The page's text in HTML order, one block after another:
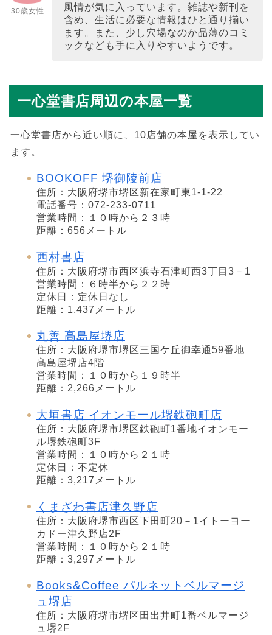
30歳女性
風情が気に入っています。雑誌や新刊を
含め、生活に必要な情報はひと通り揃い
ます。また、少し穴場なのか品薄のコミ
ックなども手に入りやすいようです。
一心堂書店周辺の本屋一覧
一心堂書店から近い順に、10店舗の本屋を表示してい
ます。
BOOKOFF 堺御陵前店
住所：大阪府堺市堺区新在家町東1-1-22
電話番号：072-233-0711
営業時間：１０時から２３時
距離：656メートル
西村書店
住所：大阪府堺市西区浜寺石津町西3丁目3－1
営業時間：６時半から２２時
定休日：定休日なし
距離：1,437メートル
丸善 高島屋堺店
住所：大阪府堺市堺区三国ケ丘御幸通59番地
髙島屋堺店4階
営業時間：１０時から１９時半
距離：2,266メートル
大垣書店 イオンモール堺鉄砲町店
住所：大阪府堺市堺区鉄砲町1番地イオンモー
ル堺鉄砲町3F
営業時間：１０時から２１時
定休日：不定休
距離：3,217メートル
くまざわ書店津久野店
住所：大阪府堺市西区下田町20－1イトーヨー
カドー津久野店2F
営業時間：１０時から２１時
距離：3,297メートル
Books&Coffee パルネットベルマージ
ュ堺店
住所：大阪府堺市堺区田出井町1番ベルマージ
ュ堺2F